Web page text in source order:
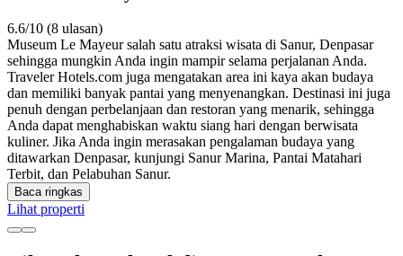
6.6/10 (8 ulasan)
Museum Le Mayeur salah satu atraksi wisata di Sanur, Denpasar
sehingga mungkin Anda ingin mampir selama perjalanan Anda.
Traveler Hotels.com juga mengatakan area ini kaya akan budaya
dan memiliki banyak pantai yang menyenangkan. Destinasi ini juga
penuh dengan perbelanjaan dan restoran yang menarik, sehingga
Anda dapat menghabiskan waktu siang hari dengan berwisata
kuliner. Jika Anda ingin merasakan pengalaman budaya yang
ditawarkan Denpasar, kunjungi Sanur Marina, Pantai Matahari
Terbit, dan Pelabuhan Sanur.
Baca ringkas
Lihat properti